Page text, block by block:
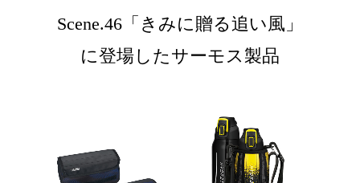
Scene.46「きみに贈る追い風」
に登場したサーモス製品